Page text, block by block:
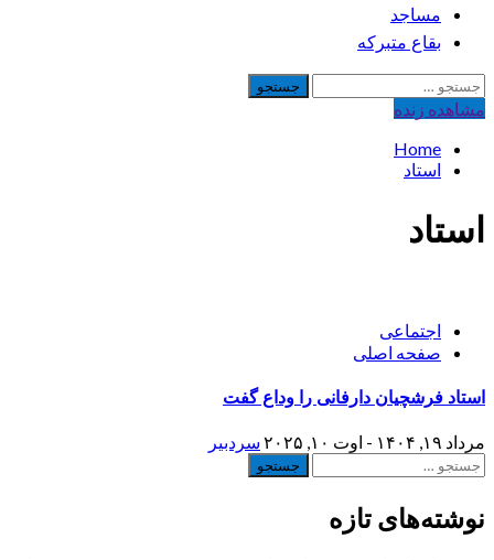
مساجد
بقاع متبرکه
جستجو
برای:
مشاهده‌ زنده
Home
استاد
استاد
اجتماعی
صفحه اصلی
استاد فرشچیان دارفانی را وداع گفت
مرداد ۱۹, ۱۴۰۴ - اوت ۱۰, ۲۰۲۵
سردبیر
جستجو
نوشته‌های تازه